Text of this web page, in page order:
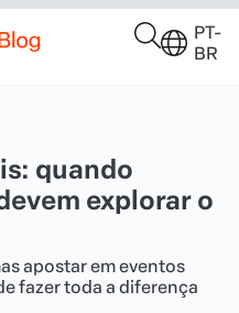
PT-
BR
quando
explorar o
apostar em eventos
fazer toda a diferença